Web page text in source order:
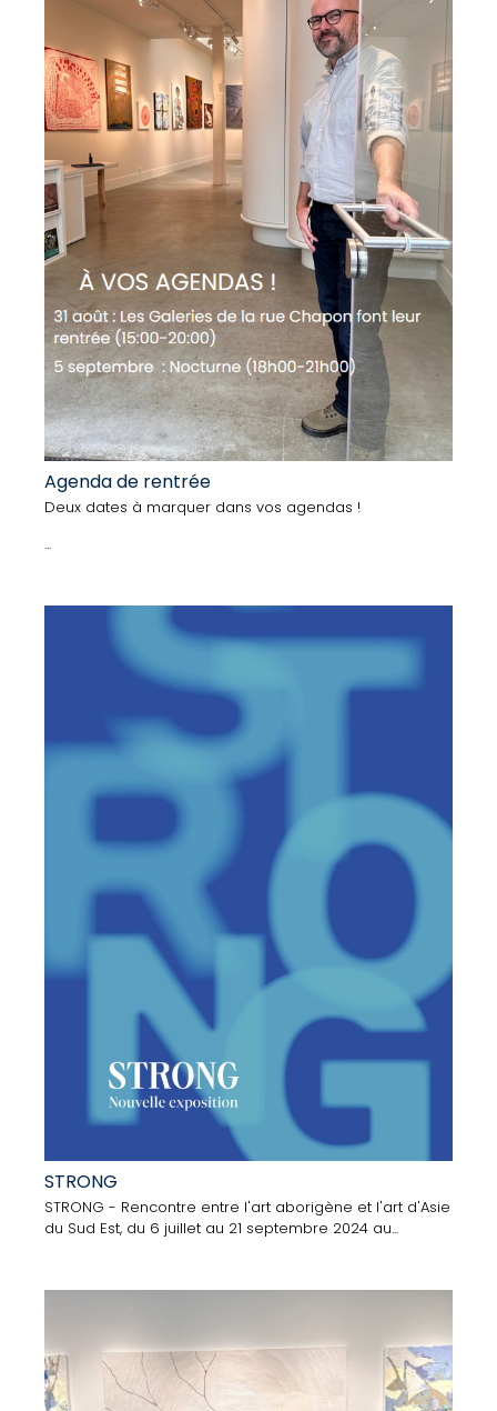
Agenda de rentrée
Deux dates à marquer dans vos agendas !
...
STRONG
STRONG - Rencontre entre l'art aborigène et l'art d'Asie
du Sud Est, du 6 juillet au 21 septembre 2024 au...